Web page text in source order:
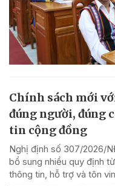
Chính sách mới
đúng người, đúng
tin cộng đồng
Nghị định số 307/2026/
bổ sung nhiều quy định
thông tin, hỗ trợ và tôn